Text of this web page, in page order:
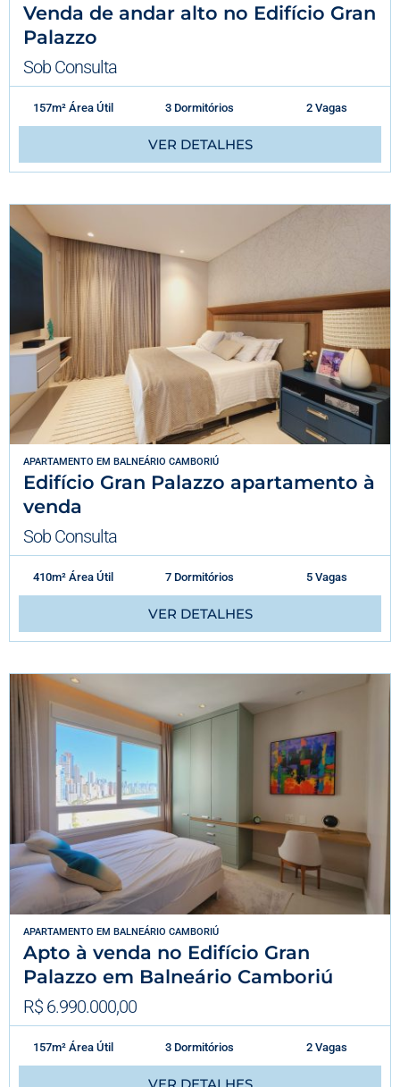
Venda de andar alto no Edifício Gran
Palazzo
Sob Consulta
157m² Área Útil 3 Dormitórios 2 Vagas
VER DETALHES
APARTAMENTO EM BALNEÁRIO CAMBORIÚ
Edifício Gran Palazzo apartamento à
venda
Sob Consulta
410m² Área Útil 7 Dormitórios 5 Vagas
VER DETALHES
APARTAMENTO EM BALNEÁRIO CAMBORIÚ
Apto à venda no Edifício Gran
Palazzo em Balneário Camboriú
R$ 6.990.000,00
157m² Área Útil 3 Dormitórios 2 Vagas